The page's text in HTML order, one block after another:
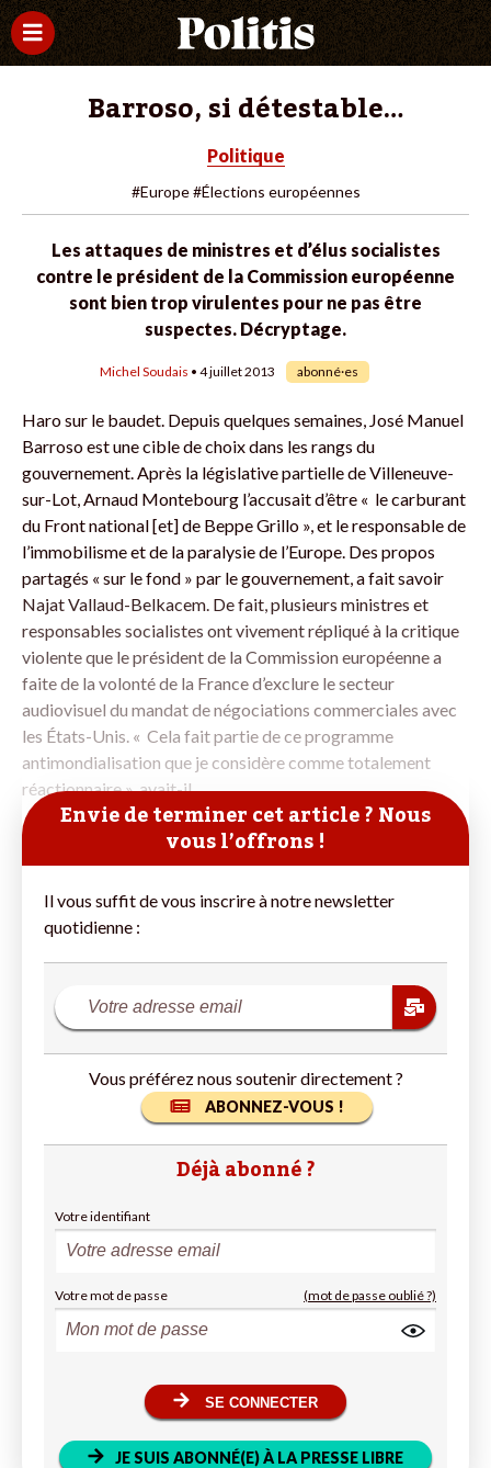
Barroso, si détestable…
Politique
#Europe #Élections européennes
Les attaques de ministres et d’élus socialistes
contre le président de la Commission européenne
sont bien trop virulentes pour ne pas être
suspectes. Décryptage.
Michel Soudais • 4 juillet 2013 abonné·es
Haro sur le baudet. Depuis quelques semaines, José Manuel
Barroso est une cible de choix dans les rangs du
gouvernement. Après la législative partielle de Villeneuve-
sur-Lot, Arnaud Montebourg l’accusait d’être « le carburant
du Front national [et] de Beppe Grillo », et le responsable de
l’immobilisme et de la paralysie de l’Europe. Des propos
partagés « sur le fond » par le gouvernement, a fait savoir
Najat Vallaud-Belkacem. De fait, plusieurs ministres et
responsables socialistes ont vivement répliqué à la critique
violente que le président de la Commission européenne a
faite de la volonté de la France d’exclure le secteur
audiovisuel du mandat de négociations commerciales avec
les États-Unis. « Cela fait partie de ce programme
antimondialisation que je considère comme totalement
réactionnaire », avait-il
Envie de terminer cet article ? Nous
vous l’offrons !
Il vous suffit de vous inscrire à notre newsletter
quotidienne :
Vous préférez nous soutenir directement ?
ABONNEZ-VOUS !
Déjà abonné ?
Votre identifiant
Votre mot de passe (mot de passe oublié ?)
SE CONNECTER
JE SUIS ABONNÉ(E) À LA PRESSE LIBRE